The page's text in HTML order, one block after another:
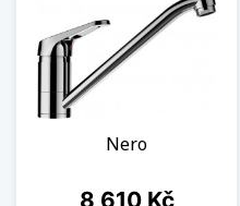
Nero
Cena
8 610 Kč